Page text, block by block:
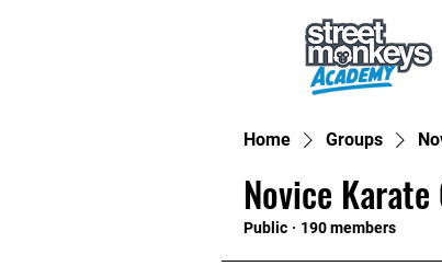
Home Groups
Novice
Public · 190 members